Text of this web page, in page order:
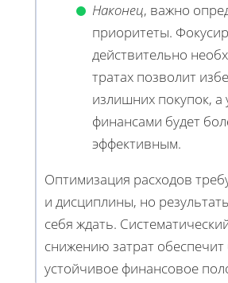
Наконец, важно
приоритеты.
действительно
тратах позволит
излишних покупок, а
финансами будет
эффективным.
Оптимизация расходов
и дисциплины, но
себя ждать.
снижению затрат обеспечит
устойчивое финансовое